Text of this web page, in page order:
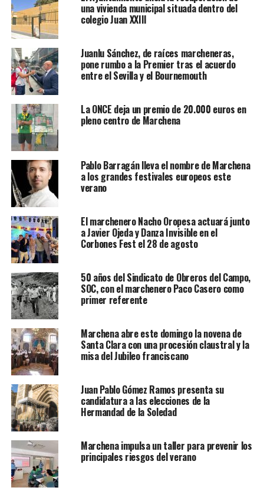
una vivienda municipal situada dentro del
colegio Juan XXIII
Juanlu Sánchez, de raíces marcheneras,
pone rumbo a la Premier tras el acuerdo
entre el Sevilla y el Bournemouth
La ONCE deja un premio de 20.000 euros en
pleno centro de Marchena
Pablo Barragán lleva el nombre de Marchena
a los grandes festivales europeos este
verano
El marchenero Nacho Oropesa actuará junto
a Javier Ojeda y Danza Invisible en el
Corbones Fest el 28 de agosto
50 años del Sindicato de Obreros del Campo,
SOC, con el marchenero Paco Casero como
primer referente
Marchena abre este domingo la novena de
Santa Clara con una procesión claustral y la
misa del Jubileo franciscano
Juan Pablo Gómez Ramos presenta su
candidatura a las elecciones de la
Hermandad de la Soledad
Marchena impulsa un taller para prevenir los
principales riesgos del verano